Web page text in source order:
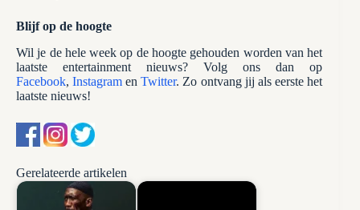
Blijf op de hoogte
Wil je de hele week op de hoogte gehouden worden van het
laatste entertainment nieuws? Volg ons dan op
Facebook,InstagramenTwitter. Zo ontvang jij als eerste het
laatste nieuws!
Gerelateerde artikelen